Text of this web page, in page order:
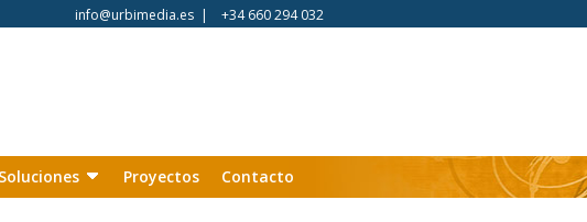
Soluciones Proyectos Contacto
info@urbimedia.es | +34 660 294 032